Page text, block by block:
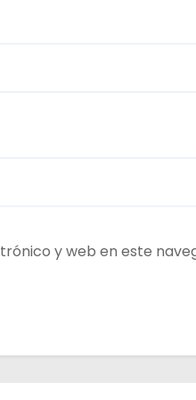
y web en este